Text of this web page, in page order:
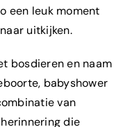
een leuk moment
uitkijken.
bosdieren en naam
babyshower
van
die